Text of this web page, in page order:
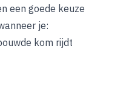
een goede keuze
je:
kom rijdt